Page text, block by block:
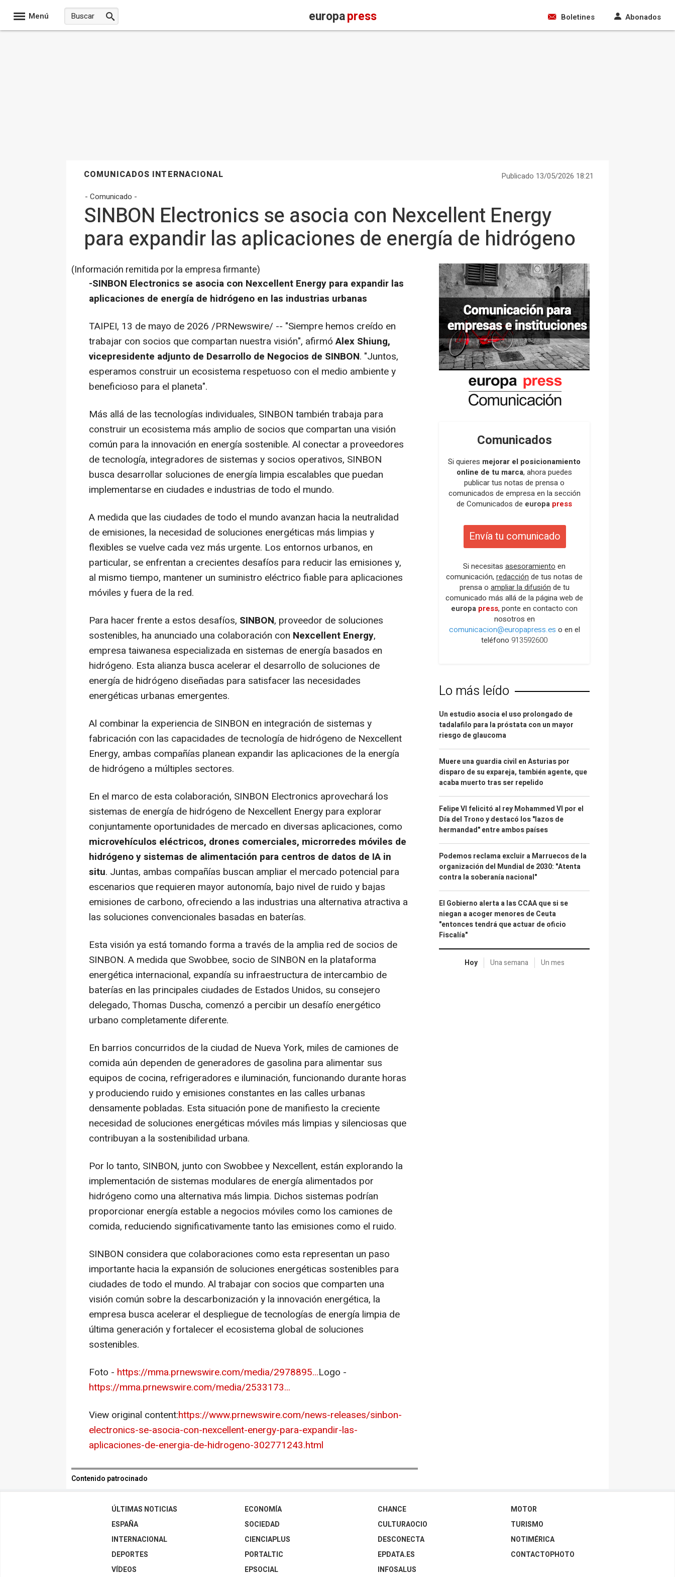
Menú europapress Boletines Abonados
COMUNICADOS INTERNACIONAL
Publicado 13/05/2026 18:21
- Comunicado -
SINBON Electronics se asocia con Nexcellent Energy
para expandir las aplicaciones de energía de hidrógeno
(Información remitida por la empresa firmante)
-SINBON Electronics se asocia con Nexcellent Energy para expandir las
aplicaciones de energía de hidrógeno en las industrias urbanas
TAIPEI, 13 de mayo de 2026 /PRNewswire/ -- "Siempre hemos creído en
trabajar con socios que compartan nuestra visión", afirmóAlex Shiung,
vicepresidente adjunto de Desarrollo de Negocios de SINBON. "Juntos,
esperamos construir un ecosistema respetuoso con el medio ambiente y
beneficioso para el planeta".
Más allá de las tecnologías individuales, SINBON también trabaja para
construir un ecosistema más amplio de socios que compartan una visión
común para la innovación en energía sostenible. Al conectar a proveedores
de tecnología, integradores de sistemas y socios operativos, SINBON
busca desarrollar soluciones de energía limpia escalables que puedan
implementarse en ciudades e industrias de todo el mundo.
A medida que las ciudades de todo el mundo avanzan hacia la neutralidad
de emisiones, la necesidad de soluciones energéticas más limpias y
flexibles se vuelve cada vez más urgente. Los entornos urbanos, en
particular, se enfrentan a crecientes desafíos para reducir las emisiones y,
al mismo tiempo, mantener un suministro eléctrico fiable para aplicaciones
móviles y fuera de la red.
Para hacer frente a estos desafíos, SINBON, proveedor de soluciones
sostenibles, ha anunciado una colaboración con Nexcellent Energy,
empresa taiwanesa especializada en sistemas de energía basados en
hidrógeno. Esta alianza busca acelerar el desarrollo de soluciones de
energía de hidrógeno diseñadas para satisfacer las necesidades
energéticas urbanas emergentes.
Al combinar la experiencia de SINBON en integración de sistemas y
fabricación con las capacidades de tecnología de hidrógeno de Nexcellent
Energy, ambas compañías planean expandir las aplicaciones de la energía
de hidrógeno a múltiples sectores.
En el marco de esta colaboración, SINBON Electronics aprovechará los
sistemas de energía de hidrógeno de Nexcellent Energy para explorar
conjuntamente oportunidades de mercado en diversas aplicaciones, como
microvehículos eléctricos, drones comerciales, microrredes móviles de
hidrógeno y sistemas de alimentación para centros de datos de IA in
situ. Juntas, ambas compañías buscan ampliar el mercado potencial para
escenarios que requieren mayor autonomía, bajo nivel de ruido y bajas
emisiones de carbono, ofreciendo a las industrias una alternativa atractiva a
las soluciones convencionales basadas en baterías.
Esta visión ya está tomando forma a través de la amplia red de socios de
SINBON. A medida que Swobbee, socio de SINBON en la plataforma
energética internacional, expandía su infraestructura de intercambio de
baterías en las principales ciudades de Estados Unidos, su consejero
delegado, Thomas Duscha, comenzó a percibir un desafío energético
urbano completamente diferente.
En barrios concurridos de la ciudad de Nueva York, miles de camiones de
comida aún dependen de generadores de gasolina para alimentar sus
equipos de cocina, refrigeradores e iluminación, funcionando durante horas
y produciendo ruido y emisiones constantes en las calles urbanas
densamente pobladas. Esta situación pone de manifiesto la creciente
necesidad de soluciones energéticas móviles más limpias y silenciosas que
contribuyan a la sostenibilidad urbana.
Por lo tanto, SINBON, junto con Swobbee y Nexcellent, están explorando la
implementación de sistemas modulares de energía alimentados por
hidrógeno como una alternativa más limpia. Dichos sistemas podrían
proporcionar energía estable a negocios móviles como los camiones de
comida, reduciendo significativamente tanto las emisiones como el ruido.
SINBON considera que colaboraciones como esta representan un paso
importante hacia la expansión de soluciones energéticas sostenibles para
ciudades de todo el mundo. Al trabajar con socios que comparten una
visión común sobre la descarbonización y la innovación energética, la
empresa busca acelerar el despliegue de tecnologías de energía limpia de
última generación y fortalecer el ecosistema global de soluciones
sostenibles.
Foto - https://mma.prnewswire.com/media/2978895...Logo -
https://mma.prnewswire.com/media/2533173...
View original content:https://www.prnewswire.com/news-releases/sinbon-
electronics-se-asocia-con-nexcellent-energy-para-expandir-las-
aplicaciones-de-energia-de-hidrogeno-302771243.html
Contenido patrocinado
Comunicados
Si quieres mejorar el posicionamiento
online de tu marca, ahora puedes
publicar tus notas de prensa o
comunicados de empresa en la sección
de Comunicados de europa press
Envía tu comunicado
Si necesitas asesoramiento en
comunicación, redacción de tus notas de
prensa o ampliar la difusión de tu
comunicado más allá de la página web de
europa press, ponte en contacto con
nosotros en
comunicacion@europapress.es o en el
teléfono 913592600
Lo más leído
Un estudio asocia el uso prolongado de
tadalafilo para la próstata con un mayor
riesgo de glaucoma
Muere una guardia civil en Asturias por
disparo de su expareja, también agente, que
acaba muerto tras ser repelido
Felipe VI felicitó al rey Mohammed VI por el
Día del Trono y destacó los "lazos de
hermandad" entre ambos países
Podemos reclama excluir a Marruecos de la
organización del Mundial de 2030: "Atenta
contra la soberanía nacional"
El Gobierno alerta a las CCAA que si se
niegan a acoger menores de Ceuta
"entonces tendrá que actuar de oficio
Fiscalía"
Hoy Una semana Un mes
ÚLTIMAS NOTICIAS
ESPAÑA
INTERNACIONAL
DEPORTES
VÍDEOS
ECONOMÍA
SOCIEDAD
CIENCIAPLUS
PORTALTIC
EPSOCIAL
CHANCE
CULTURAOCIO
DESCONECTA
EPDATA.ES
INFOSALUS
MOTOR
TURISMO
NOTIMÉRICA
CONTACTOPHOTO